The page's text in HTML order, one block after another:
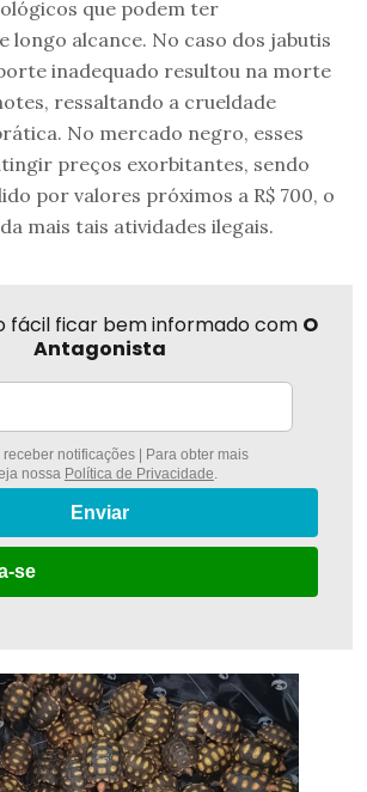
que podem ter
longo alcance. No caso dos jabutis
inadequado resultou na morte
ressaltando a crueldade
No mercado negro, esses
preços exorbitantes, sendo
por valores próximos a R$ 700, o
mais tais atividades ilegais.
fácil ficar bem informado com O
Antagonista
receber notificações | Para obter mais
nossa Política de Privacidade.
Enviar
se